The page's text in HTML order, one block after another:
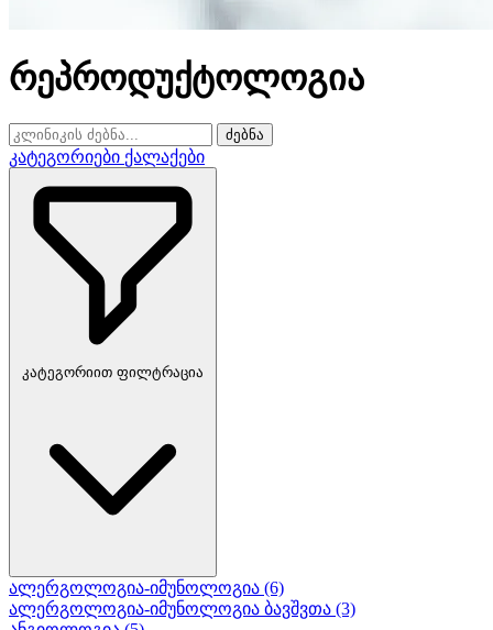
რეპროდუქტოლოგია
ძებნა
კატეგორიები ქალაქები
კატეგორიით ფილტრაცია
ალერგოლოგია-იმუნოლოგია (6)
ალერგოლოგია-იმუნოლოგია ბავშვთა (3)